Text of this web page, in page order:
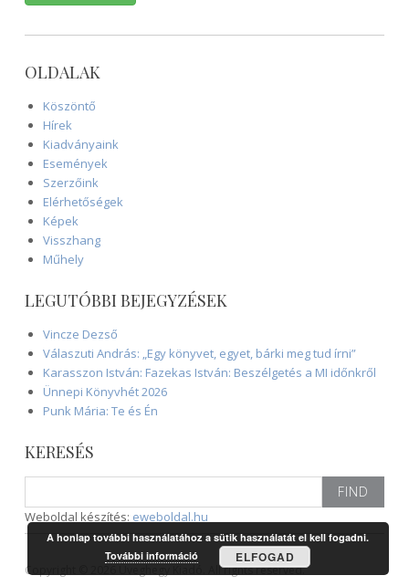
OLDALAK
Köszöntő
Hírek
Kiadványaink
Események
Szerzőink
Elérhetőségek
Képek
Visszhang
Műhely
LEGUTÓBBI BEJEGYZÉSEK
Vincze Dezső
Válaszuti András: „Egy könyvet, egyet, bárki meg tud írni”
Karasszon István: Fazekas István: Beszélgetés a MI időnkről
Ünnepi Könyvhét 2026
Punk Mária: Te és Én
KERESÉS
for:
Weboldal készítés: eweboldal.hu
Copyright © 2026 Üveghegy Kiadó. All rights reserved.
A honlap további használatához a sütik használatát el kell fogadni.
További információ
ELFOGAD